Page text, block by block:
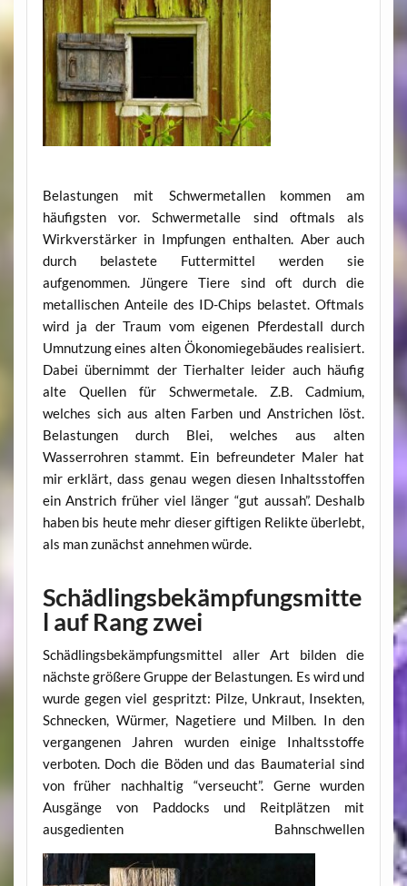
Belastungen mit Schwermetallen kommen am
häufigsten vor. Schwermetalle sind oftmals als
Wirkverstärker in Impfungen enthalten. Aber auch
durch belastete Futtermittel werden sie
aufgenommen. Jüngere Tiere sind oft durch die
metallischen Anteile des ID-Chips belastet. Oftmals
wird ja der Traum vom eigenen Pferdestall durch
Umnutzung eines alten Ökonomiegebäudes realisiert.
Dabei übernimmt der Tierhalter leider auch häufig
alte Quellen für Schwermetale. Z.B. Cadmium,
welches sich aus alten Farben und Anstrichen löst.
Belastungen durch Blei, welches aus alten
Wasserrohren stammt. Ein befreundeter Maler hat
mir erklärt, dass genau wegen diesen Inhaltsstoffen
ein Anstrich früher viel länger “gut aussah”. Deshalb
haben bis heute mehr dieser giftigen Relikte überlebt,
als man zunächst annehmen würde.
Schädlingsbekämpfungsmitte
l auf Rang zwei
Schädlingsbekämpfungsmittel aller Art bilden die
nächste größere Gruppe der Belastungen. Es wird und
wurde gegen viel gespritzt: Pilze, Unkraut, Insekten,
Schnecken, Würmer, Nagetiere und Milben. In den
vergangenen Jahren wurden einige Inhaltsstoffe
verboten. Doch die Böden und das Baumaterial sind
von früher nachhaltig “verseucht”. Gerne wurden
Ausgänge von Paddocks und Reitplätzen mit
ausgedienten Bahnschwellen